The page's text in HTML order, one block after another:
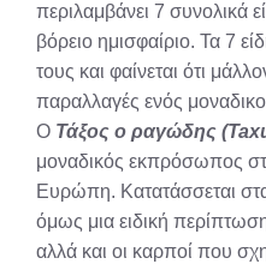
περιλαμβάνει 7 συνολικά
βόρειο ημισφαίριο. Τα 7
τους και φαίνεται ότι
παραλλαγές ενός
Ο Τάξος ο ραγώδης
μοναδικός εκπρόσωπος
Ευρώπη. Κατατάσσεται
όμως μια ειδική
αλλά και οι καρποί που